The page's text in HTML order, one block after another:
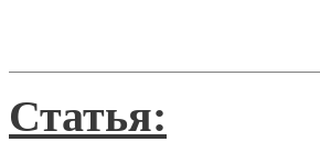
Статья: